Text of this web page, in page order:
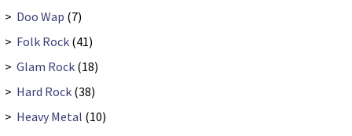
> Doo Wap (7)
> Folk Rock (41)
> Glam Rock (18)
> Hard Rock (38)
> Heavy Metal (10)